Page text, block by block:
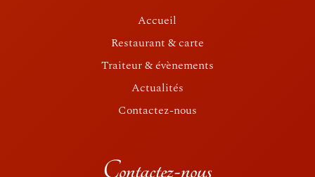
Accueil
Restaurant & carte
Traiteur & évènements
Actualités
Contactez-nous
Contactez-nous